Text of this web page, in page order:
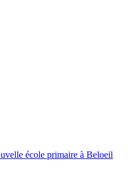
école primaire à Beloeil